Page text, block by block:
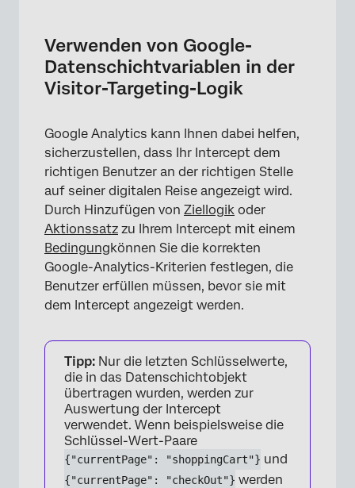
×
×
Verwenden von Google-
Datenschichtvariablen in der
Visitor-Targeting-Logik
Google Analytics kann Ihnen dabei helfen,
sicherzustellen, dass Ihr Intercept dem
richtigen Benutzer an der richtigen Stelle
auf seiner digitalen Reise angezeigt wird.
Durch Hinzufügen von Ziellogik oder
Aktionssatz zu Ihrem Intercept mit einem
Bedingungkönnen Sie die korrekten
Google-Analytics-Kriterien festlegen, die
Benutzer erfüllen müssen, bevor sie mit
dem Intercept angezeigt werden.
Tipp: Nur die letzten Schlüsselwerte,
die in das Datenschichtobjekt
übertragen wurden, werden zur
Auswertung der Intercept
verwendet. Wenn beispielsweise die
Schlüssel-Wert-Paare
{"currentPage": "shoppingCart"} und
{"currentPage": "checkOut"} werden